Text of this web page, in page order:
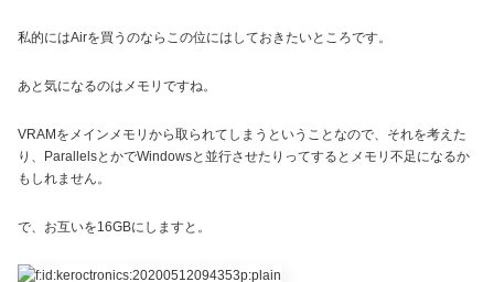
私的にはAirを買うのならこの位にはしておきたいところです。
あと気になるのはメモリですね。
VRAMをメインメモリから取られてしまうということなので、それを考えた
り、ParallelsとかでWindowsと並行させたりってするとメモリ不足になるか
もしれません。
で、お互いを16GBにしますと。